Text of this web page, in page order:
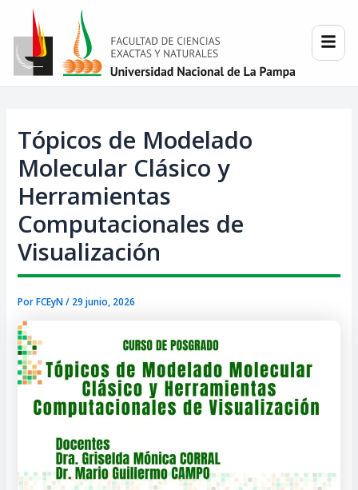
contenido
Tópicos de Modelado
Molecular Clásico y
Herramientas
Computacionales de
Visualización
PorFCEyN/ 29 junio, 2026
navigation